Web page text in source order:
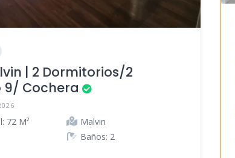
| 2 Dormitorios/2
9/ Cochera
72 M²
Malvin
Baños: 2